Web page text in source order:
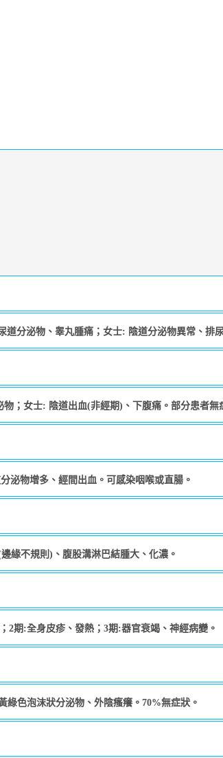
分泌物、睾丸腫痛；女士: 陰道分泌物異常、排
；女士: 陰道出血(非經期)、下腹痛。部分患者無
泌物增多、經間出血。可感染咽喉或直腸。
緣不規則)、腹股溝淋巴結腫大、化濃。
2期:全身皮疹、發熱；3期:器官衰竭、神經病變。
色泡沫狀分泌物、外陰瘙癢。70%無症狀。